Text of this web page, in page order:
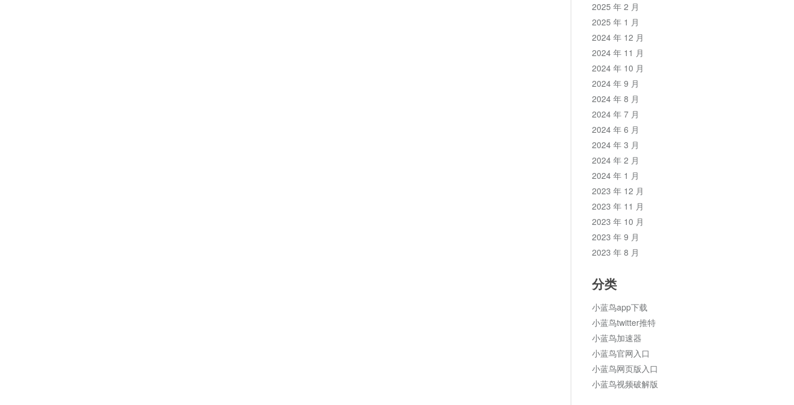
2025 年 2 月
2025 年 1 月
2024 年 12 月
2024 年 11 月
2024 年 10 月
2024 年 9 月
2024 年 8 月
2024 年 7 月
2024 年 6 月
2024 年 3 月
2024 年 2 月
2024 年 1 月
2023 年 12 月
2023 年 11 月
2023 年 10 月
2023 年 9 月
2023 年 8 月
分类
小蓝鸟app下载
小蓝鸟twitter推特
小蓝鸟加速器
小蓝鸟官网入口
小蓝鸟网页版入口
小蓝鸟视频破解版